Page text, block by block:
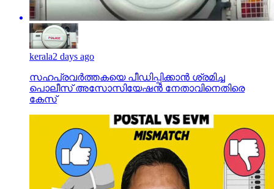
kerala2 days ago
സഹപ്രവര്‍ത്തകയെ പീഡിപ്പിക്കാന്‍ ശ്രമിച്ച
പൊലീസ് അസോസിയേഷന്‍ നേതാവിനെതിരെ
കേസ്